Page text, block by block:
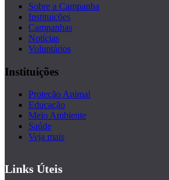
Sobre a Campanha
Instituições
Campanhas
Notícias
Voluntários
Instituições
Proteção Animal
Educação
Meio Ambiente
Saúde
Veja mais
Links Úteis